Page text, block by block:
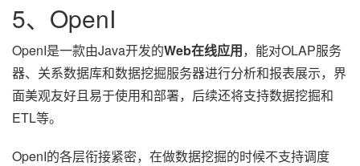
5、OpenI
OpenI是一款由Java开发的Web在线应用，能对OLAP服务
器、关系数据库和数据挖掘服务器进行分析和报表展示，界
面美观友好且易于使用和部署，后续还将支持数据挖掘和
ETL等。
OpenI的各层衔接紧密，在做数据挖掘的时候不支持调度